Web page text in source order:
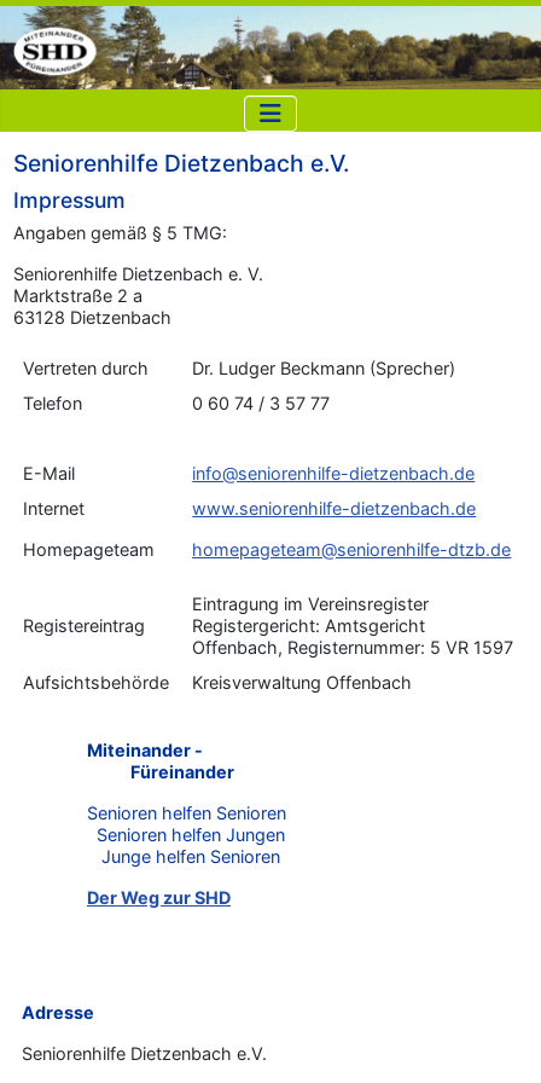
Miteinander -
Füreinander
Senioren helfen Senioren
Senioren helfen Jungen
Junge helfen Senioren
Der Weg zur SHD
Seniorenhilfe Dietzenbach e.V.
Impressum
Angaben gemäß § 5 TMG:
Seniorenhilfe Dietzenbach e. V.
Marktstraße 2 a
63128 Dietzenbach
Vertreten durch
Dr. Ludger Beckmann (Sprecher)
Telefon
0 60 74 / 3 57 77
E-Mail
info@seniorenhilfe-dietzenbach.de
Internet
Homepageteam
www.seniorenhilfe-dietzenbach.de
homepageteam@seniorenhilfe-dtzb.de
Registereintrag
Eintragung im Vereinsregister
Registergericht: Amtsgericht
Offenbach, Registernummer: 5 VR 1597
Aufsichtsbehörde
Kreisverwaltung Offenbach
Adresse
Seniorenhilfe Dietzenbach e.V.